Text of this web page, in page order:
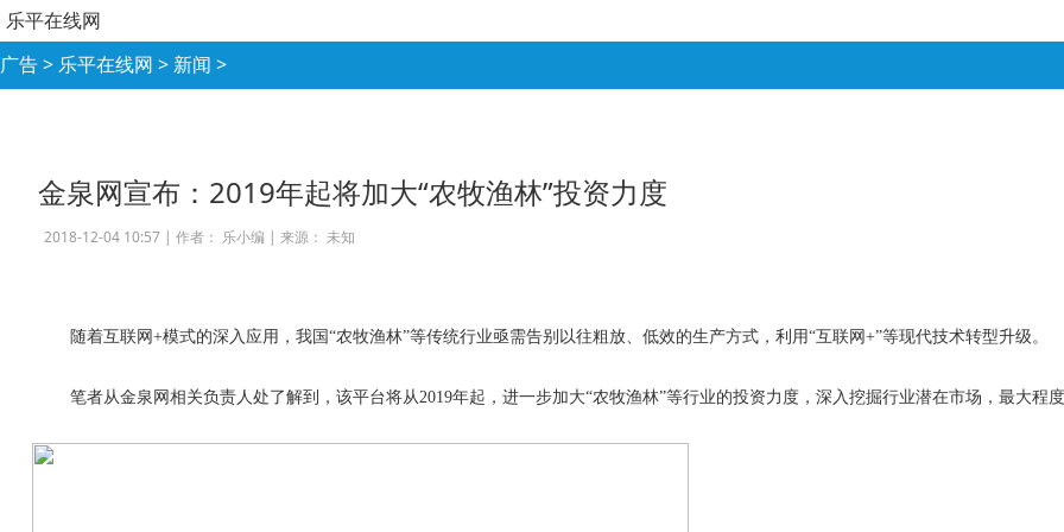
乐平在线网
广告> 乐平在线网 > 新闻 >
金泉网宣布：2019年起将加大“农牧渔林”投资力度
2018-12-04 10:57 | 作者： 乐小编 | 来源： 未知
随着互联网 +模式的深入应用，我国 “农牧渔林”等传统行业亟需告别以往粗放、低效的生产方式，利用“互联网 +”等现代技术转型升级。
笔者从金泉网相关负责人处了解到，该平台将从2019年起，进一步加大“农牧渔林”等行业的投资力度，深入挖掘行业潜在市场，最大程